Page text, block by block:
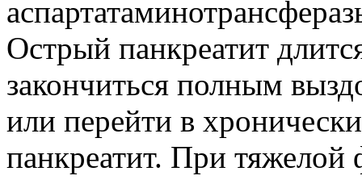
Острый панкреатит
закончиться полным
или перейти в
панкреатит. При